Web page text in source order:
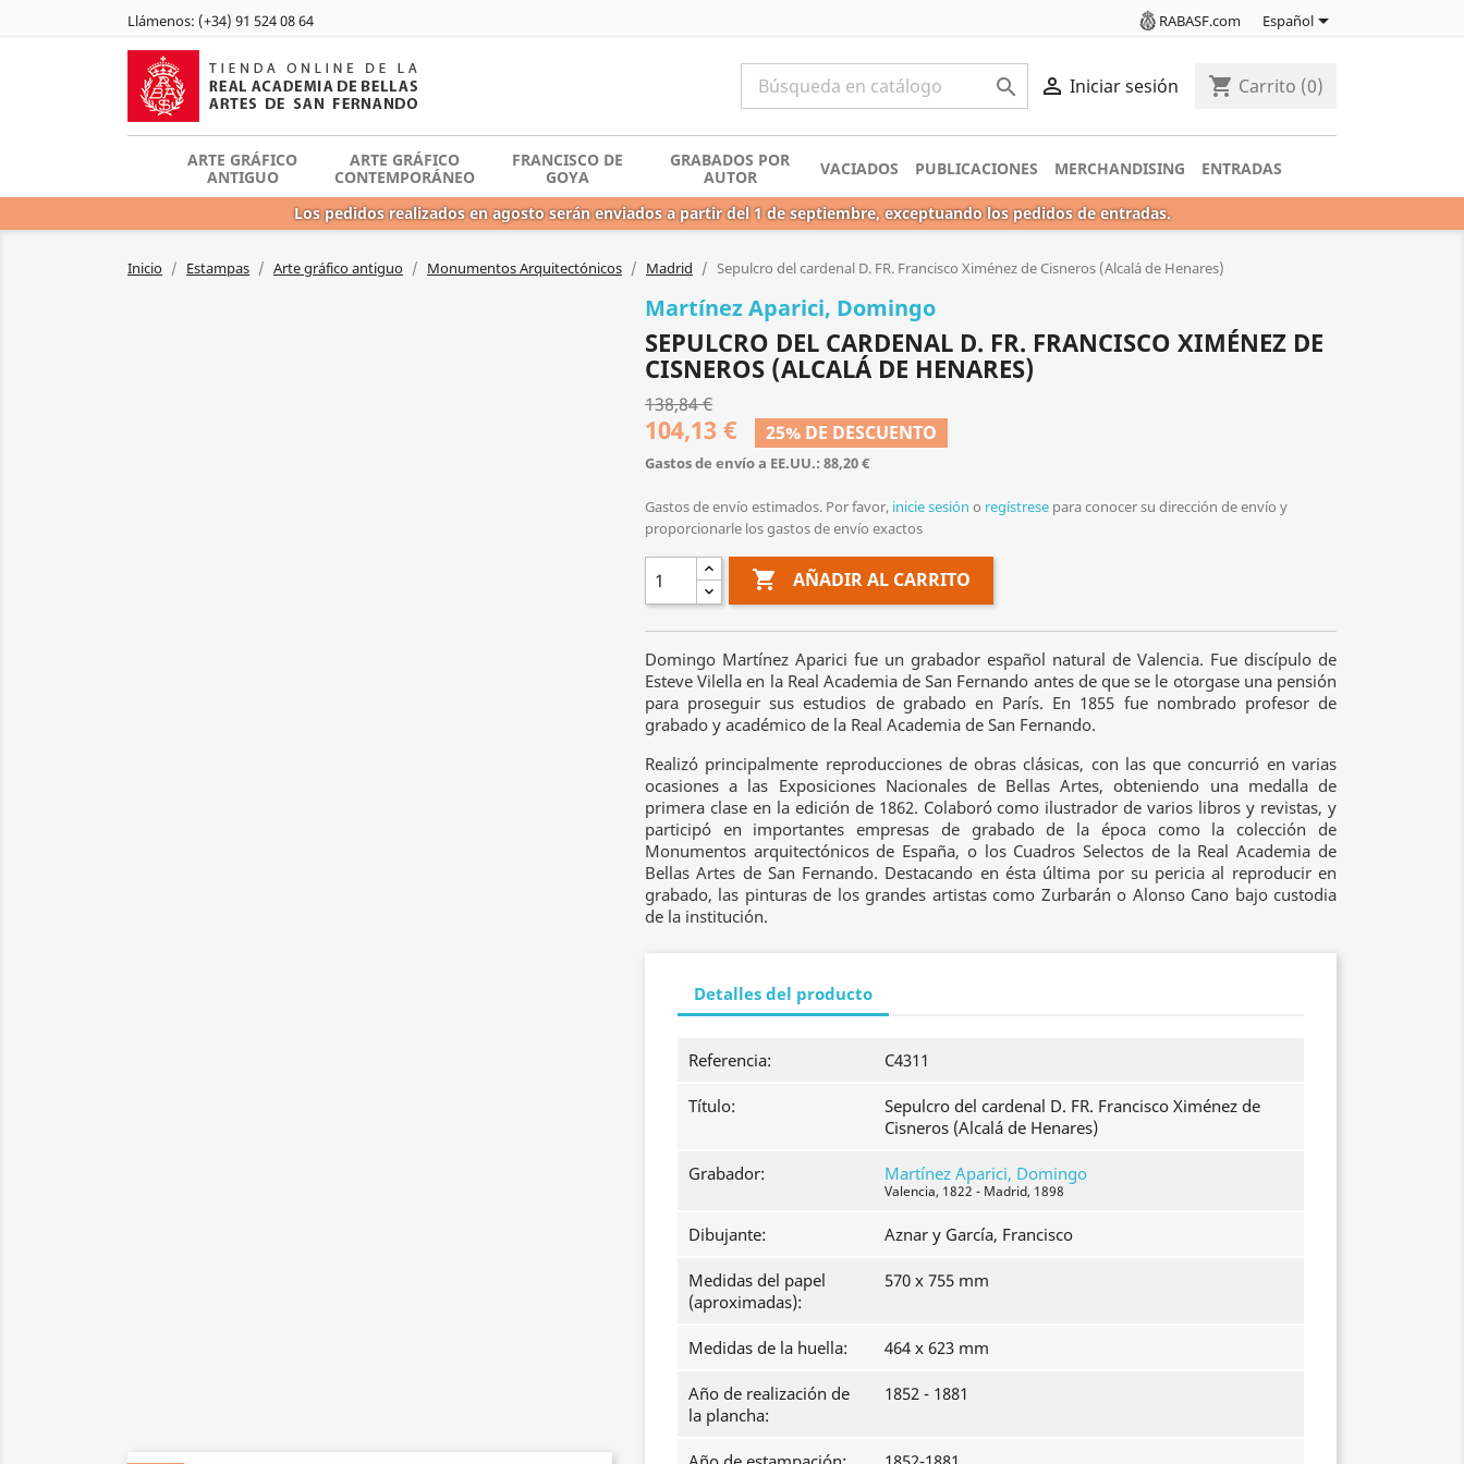
Llámenos: (+34) 91 524 08 64 RABASF.com Español
  Iniciar sesión shopping_cart Carrito (0)
ARTE GRÁFICO
ANTIGUO
ARTE GRÁFICO
CONTEMPORÁNEO
FRANCISCO DE
GOYA
GRABADOS POR
AUTOR
VACIADOS PUBLICACIONES MERCHANDISING ENTRADAS
Los pedidos realizados en agosto serán enviados a partir del 1 de septiembre, exceptuando los pedidos de entradas.
Inicio Estampas Arte gráfico antiguo Monumentos Arquitectónicos Madrid Sepulcro del cardenal D. FR. Francisco Ximénez de Cisneros (Alcalá de Henares)
Martínez Aparici, Domingo
SEPULCRO DEL CARDENAL D. FR. FRANCISCO XIMÉNEZ DE
CISNEROS (ALCALÁ DE HENARES)
138,84 €
104,13 € 25% DE DESCUENTO
Gastos de envío a EE.UU.: 88,20 €
Gastos de envío estimados. Por favor, inicie sesión o regístrese para conocer su dirección de envío y
proporcionarle los gastos de envío exactos
 AÑADIR AL CARRITO
Domingo Martínez Aparici fue un grabador español natural de Valencia. Fue discípulo de
Esteve Vilella en la Real Academia de San Fernando antes de que se le otorgase una pensión
para proseguir sus estudios de grabado en París. En 1855 fue nombrado profesor de
grabado y académico de la Real Academia de San Fernando.
Realizó principalmente reproducciones de obras clásicas, con las que concurrió en varias
ocasiones a las Exposiciones Nacionales de Bellas Artes, obteniendo una medalla de
primera clase en la edición de 1862. Colaboró como ilustrador de varios libros y revistas, y
participó en importantes empresas de grabado de la época como la colección de
Monumentos arquitectónicos de España, o los Cuadros Selectos de la Real Academia de
Bellas Artes de San Fernando. Destacando en ésta última por su pericia al reproducir en
grabado, las pinturas de los grandes artistas como Zurbarán o Alonso Cano bajo custodia
de la institución.
Detalles del producto
Referencia: C4311
Título:
Sepulcro del cardenal D. FR. Francisco Ximénez de
Cisneros (Alcalá de Henares)
Grabador: Martínez Aparici, Domingo
Valencia, 1822 - Madrid, 1898
Dibujante: Aznar y García, Francisco
Medidas del papel
(aproximadas):
570 x 755 mm
Medidas de la huella: 464 x 623 mm
Año de realización de
la plancha:
1852 - 1881